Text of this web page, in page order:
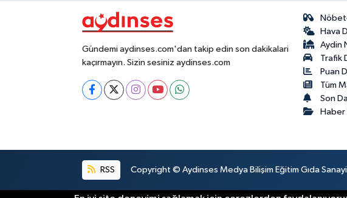
Gündemi aydinses.com'dan takip edin son dakikalari
kaçırmayın. Sizin sesiniz aydinses.com
Hava
Aydin
Trafik
Puan
Tüm
Son
Haber
RSS Copyright © Aydinses Medya Bilişim Eğitim Gıda